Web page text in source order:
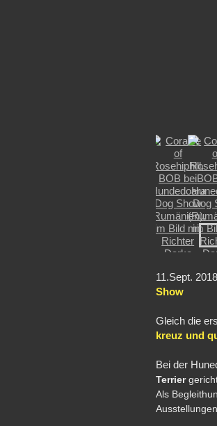
11.Sept.
Show
Gleich die
kreuz und
Bei der
Terrierg
Als